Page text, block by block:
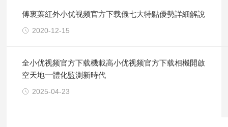
傅裏葉紅外小优视频官方下载儀七大特點優勢詳細解說
2020-12-15
全小优视频官方下载機載高小优视频官方下载相機開啟
空天地一體化監測新時代
2025-04-23